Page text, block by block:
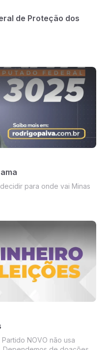
de Proteção dos
para onde vai Minas
NOVO não usa